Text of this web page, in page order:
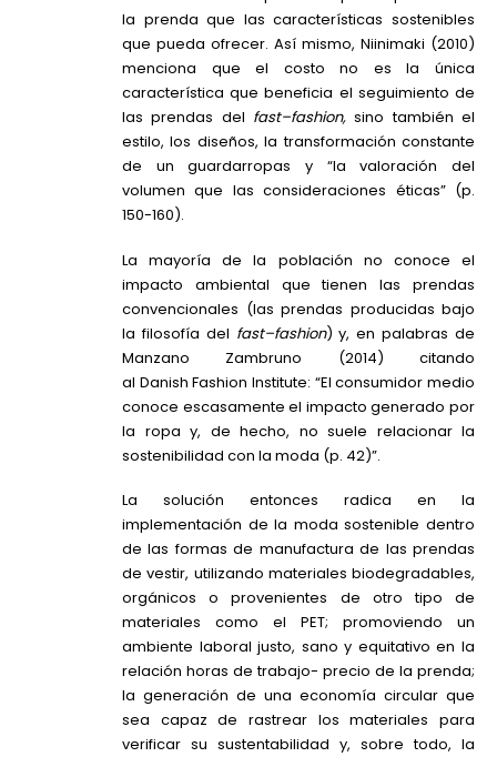
la prenda que las características sostenibles
que pueda ofrecer. Así mismo, Niinimaki (2010)
menciona que el costo no es la única
característica que beneficia el seguimiento de
las prendas del fast–fashion, sino también el
estilo, los diseños, la transformación constante
de un guardarropas y “la valoración del
volumen que las consideraciones éticas” (p.
150-160).
La mayoría de la población no conoce el
impacto ambiental que tienen las prendas
convencionales (las prendas producidas bajo
la filosofía del fast–fashion) y, en palabras de
Manzano Zambruno (2014) citando
al Danish Fashion Institute: “El consumidor medio
conoce escasamente el impacto generado por
la ropa y, de hecho, no suele relacionar la
sostenibilidad con la moda (p. 42)”.
La solución entonces radica en la
implementación de la moda sostenible dentro
de las formas de manufactura de las prendas
de vestir, utilizando materiales biodegradables,
orgánicos o provenientes de otro tipo de
materiales como el PET; promoviendo un
ambiente laboral justo, sano y equitativo en la
relación horas de trabajo- precio de la prenda;
la generación de una economía circular que
sea capaz de rastrear los materiales para
verificar su sustentabilidad y, sobre todo, la